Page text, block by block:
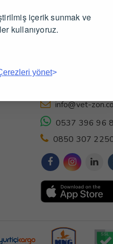
içerik sunmak ve
kullanıyoruz.
yönet
info@vet-
0537 396 96
0850 307